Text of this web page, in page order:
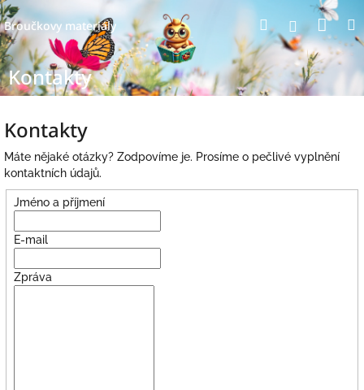
Přejít
na
obsah
Broučkovy materiály HledatPřihlášení
Kontakty
Kontakty
Máte nějaké otázky? Zodpovíme je. Prosíme o pečlivé vyplnění
kontaktních údajů.
Jméno a příjmení
E-mail
Zpráva